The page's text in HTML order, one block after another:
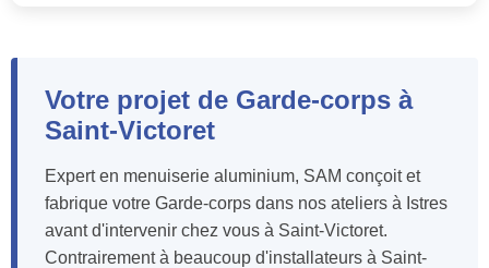
Votre projet de Garde-corps à
Saint-Victoret
Expert en menuiserie aluminium, SAM conçoit et
fabrique votre Garde-corps dans nos ateliers à Istres
avant d'intervenir chez vous à Saint-Victoret.
Contrairement à beaucoup d'installateurs à Saint-